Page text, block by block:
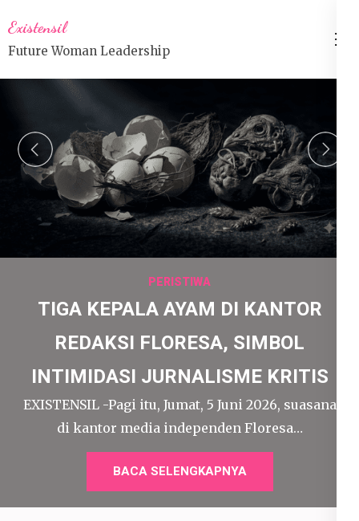
ke
konten
(Tekan
Existensil
Future Woman Leadership
PERISTIWA
TIGA KEPALA AYAM DI KANTOR
REDAKSI FLORESA, SIMBOL
INTIMIDASI JURNALISME KRITIS
EXISTENSIL -Pagi itu, Jumat, 5 Juni 2026, suasana
di kantor media independen Floresa…
BACA SELENGKAPNYA
prev